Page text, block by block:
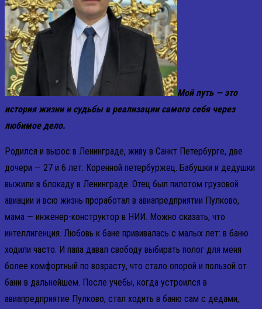
Мой путь — это
история жизни и судьбы в реализации самого себя через
любимое дело.
Родился и вырос в Ленинграде, живу в Санкт Петербурге, две
дочери — 27 и 6 лет. Коренной петербуржец. Бабушки и дедушки
выжили в блокаду в Ленинграде. Отец был пилотом грузовой
авиации и всю жизнь проработал в авиапредприятии Пулково,
мама — инженер-конструктор в НИИ. Можно сказать, что
интеллигенция. Любовь к бане прививалась с малых лет: в баню
ходили часто. И папа давал свободу выбирать полог для меня
более комфортный по возрасту, что стало опорой и пользой от
бани в дальнейшем. После учебы, когда устроился в
авиапредприятие Пулково, стал ходить в баню сам с дедами,